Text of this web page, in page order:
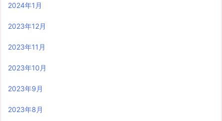
2024年1月
2023年12月
2023年11月
2023年10月
2023年9月
2023年8月